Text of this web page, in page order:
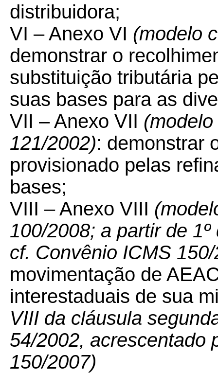
distribuidora;
VI – Anexo VI (modelo
demonstrar o
substituição tributária
suas bases para as
VII – Anexo VII
121/2002): demonstrar
provisionado pelas
bases;
VIII – Anexo VIII
100/2008; a partir de
cf. Convênio ICMS
movimentação de
interestaduais de sua
VIII da cláusula
54/2002, acrescentado
150/2007)